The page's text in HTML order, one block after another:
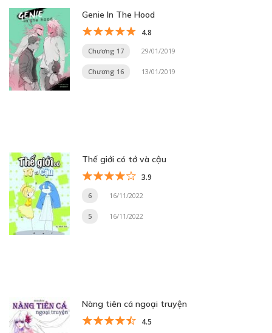
Genie In The Hood
4.8
Chương 17 29/01/2019
Chương 16 13/01/2019
Thế giới có tớ và cậu
3.9
6 16/11/2022
5 16/11/2022
Nàng tiên cá ngoại truyện
4.5